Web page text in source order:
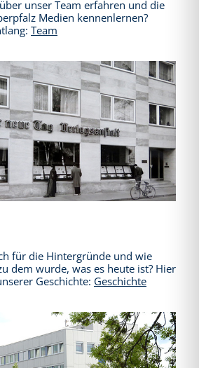
unser Team erfahren und die
Medien kennenlernen?
Team
für die Hintergründe und wie
dem wurde, was es heute ist? Hier
Geschichte: Geschichte